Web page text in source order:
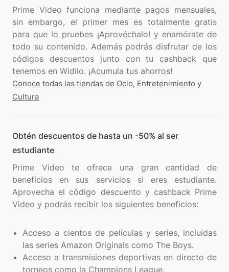
Prime Video funciona mediante pagos mensuales,
sin embargo, el primer mes es totalmente gratis
para que lo pruebes ¡Aprovéchalo! y enamórate de
todo su contenido. Además podrás disfrutar de los
códigos descuentos junto con tu cashback que
Conoce todas las tiendas de Ocio, Entretenimiento y
Cultura
Obtén descuentos de hasta un -50% al ser
estudiante
Prime Video te ofrece una gran cantidad de
beneficios en sus servicios si eres estudiante.
Aprovecha el código descuento y cashback Prime
Video y podrás recibir los siguientes beneficios:
Acceso a cientos de películas y series, incluidas
las series Amazon Originals como The Boys.
Acceso a transmisiones deportivas en directo de
torneos como la Champions League.